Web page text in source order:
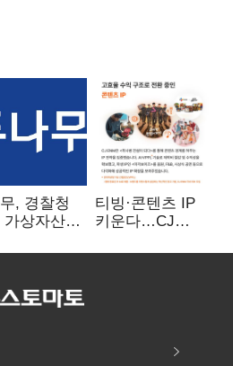
, 경찰청
가상자산
디 사업
티빙·콘텐츠 IP
키운다…CJ
글로벌 확장 가속